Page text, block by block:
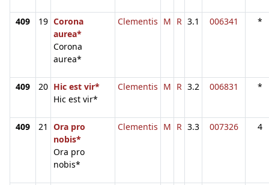
409 19 Corona
aurea*
Corona
aurea*
Clementis M R 3.1 006341 *
409 20 Hic est vir*
Hic est vir*
Clementis M R 3.2 006831 *
409 21
Ora pro
nobis*
Ora pro
nobis*
Clementis M R 3.3 007326 4